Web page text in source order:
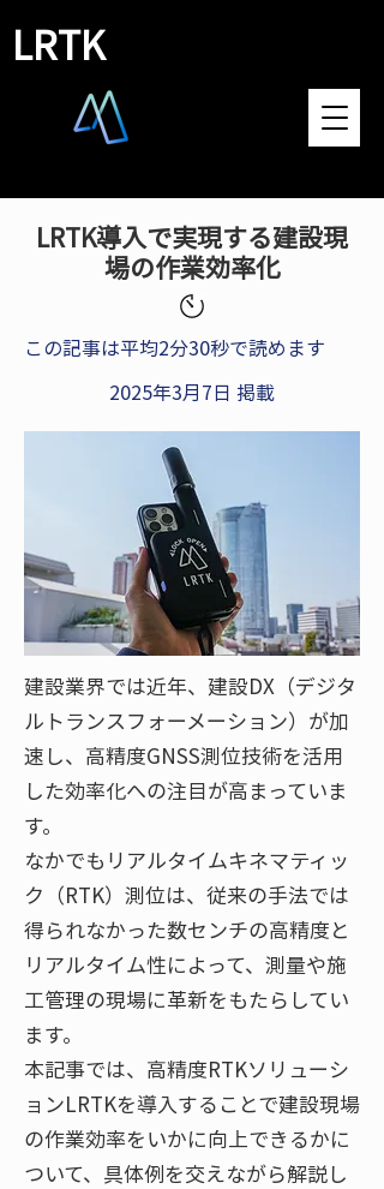
LRTK
​LRTK導入で実現する建設現
場の作業効率化
この記事は平均2分30秒で読めます
2025年3月7日 掲載
建設業界では近年、建設DX（デジタ
ルトランスフォーメーション）が加
速し、高精度GNSS測位技術を活用
した効率化への注目が高まっていま
す​。
なかでもリアルタイムキネマティッ
ク（RTK）測位は、従来の手法では
得られなかった数センチの高精度と
リアルタイム性によって、測量や施
工管理の現場に革新をもたらしてい
ます​。
本記事では、高精度RTKソリューシ
ョンLRTKを導入することで建設現場
の作業効率をいかに向上できるかに
ついて、具体例を交えながら解説し